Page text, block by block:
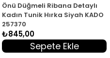
Önü Düğmeli Ribana Detaylı
Kadın Tunik Hırka Siyah KADO
257370
₺845,00
Sepete Ekle